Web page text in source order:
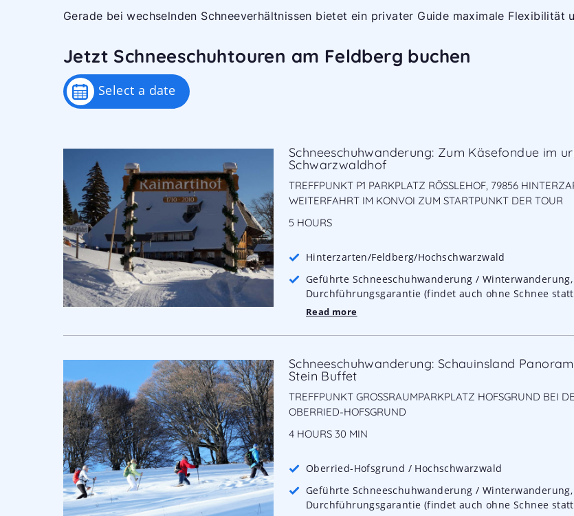
Gerade bei wechselnden Schneeverhältnissen bietet ein privater Guide maximale Flexibilität
Jetzt Schneeschuh­touren am Feldberg buchen
Select a date
Schneeschuhwanderung: Zum Käsefondue im
Schwarzwaldhof
TREFFPUNKT P1 PARKPLATZ RÖSSLEHOF, 79856
EITERFAHRT IM KONVOI ZUM STARTPUNKT DER TOUR
5 HOURS
Hinterzarten/Feldberg/Hochschwarzwald
Geführte Schneeschuhwanderung /
Durchführungsgarantie (findet auch ohne Schnee
Read more
Schneeschuhwanderung: Schauinsland
Stein Buffet
TREFFPUNKT GROSSRAUMPARKPLATZ HOFSGRUND BEI
BERRIED-HOFSGRUND
4 HOURS 30 MIN
Oberried-Hofsgrund / Hochschwarzwald
Geführte Schneeschuhwanderung /
Durchführungsgarantie (findet auch ohne Schnee